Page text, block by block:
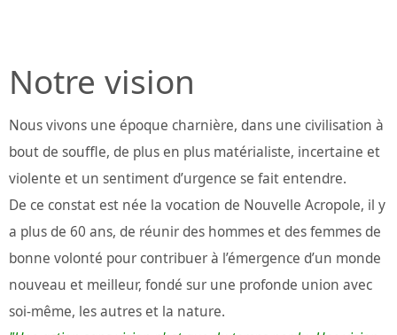
Notre vision
Nous vivons une époque charnière, dans une civilisation à
bout de souffle, de plus en plus matérialiste, incertaine et
violente et un sentiment d’urgence se fait entendre.
De ce constat est née la vocation de Nouvelle Acropole, il y
a plus de 60 ans, de réunir des hommes et des femmes de
bonne volonté pour contribuer à l’émergence d’un monde
nouveau et meilleur, fondé sur une profonde union avec
soi-même, les autres et la nature.